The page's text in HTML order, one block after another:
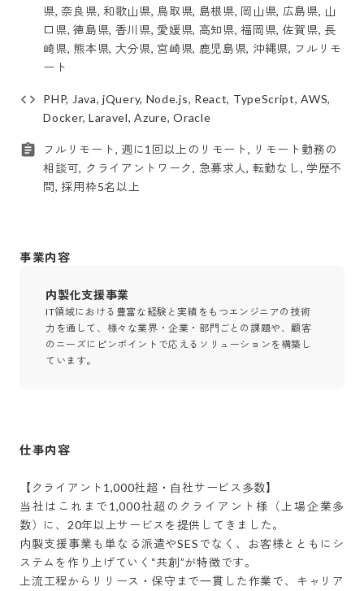
県, 奈良県, 和歌山県, 鳥取県, 島根県, 岡山県, 広島県, 山
口県, 徳島県, 香川県, 愛媛県, 高知県, 福岡県, 佐賀県, 長
崎県, 熊本県, 大分県, 宮崎県, 鹿児島県, 沖縄県, フルリモ
ート
PHP, Java, jQuery, Node.js, React, TypeScript, AWS,
Docker, Laravel, Azure, Oracle
フルリモート, 週に1回以上のリモート, リモート勤務の
相談可, クライアントワーク, 急募求人, 転勤なし, 学歴不
問, 採用枠5名以上
事業内容
内製化支援事業
IT領域における豊富な経験と実績をもつエンジニアの技術
力を通して、様々な業界・企業・部門ごとの課題や、顧客
のニーズにピンポイントで応えるソリューションを構築し
ています。
仕事内容
【クライアント1,000社超・⾃社サービス多数】
当社はこれまで1,000社超のクライアント様（上場企業多
数）に、20年以上サービスを提供してきました。
内製支援事業も単なる派遣やSESでなく、お客様とともにシ
ステムを作り上げていく“共創”が特徴です。
上流工程からリリース・保守まで⼀貫した作業で、キャリア